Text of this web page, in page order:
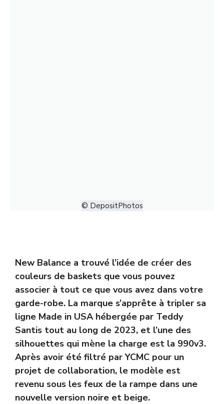
© DepositPhotos
New Balance a trouvé l’idée de créer des
couleurs de baskets que vous pouvez
associer à tout ce que vous avez dans votre
garde-robe. La marque s’apprête à tripler sa
ligne Made in USA hébergée par Teddy
Santis tout au long de 2023, et l’une des
silhouettes qui mène la charge est la 990v3.
Après avoir été filtré par YCMC pour un
projet de collaboration, le modèle est
revenu sous les feux de la rampe dans une
nouvelle version noire et beige.